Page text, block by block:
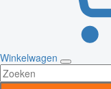
Winkelwagen